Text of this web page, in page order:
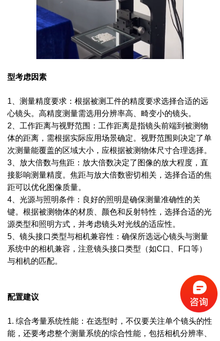
型考虑因素
1、测量精度要求：根据被测工件的精度要求选择合适的远
心镜头。高精度测量需选用分辨率高、畸变小的镜头。
2、工作距离与视野范围：工作距离是指镜头前端到被测物
体的距离，需根据实际应用场景确定。视野范围则决定了单
次测量能覆盖的区域大小，应根据被测物体尺寸合理选择。
3、放大倍数与焦距：放大倍数决定了图像的放大程度，直
接影响测量精度。焦距与放大倍数密切相关，选择合适的焦
距可以优化图像质量。
4、光源与照明条件：良好的照明是确保测量准确性的关
键。根据被测物体的材质、颜色和反射特性，选择合适的光
源类型和照明方式，并考虑镜头对光线的适应性。
5、镜头接口类型与相机兼容性：确保所选远心镜头与测量
系统中的相机兼容，注意镜头接口类型（如C口、F口等）
与相机的匹配。
配置建议
1. 综合考量系统性能：在选型时，不仅要关注单个镜头的性
能，还要考虑整个测量系统的综合性能，包括相机分辨率、